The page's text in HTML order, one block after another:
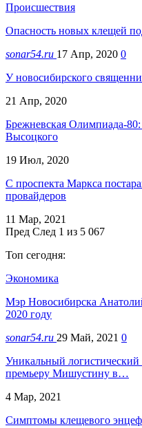
Происшествия
Опасность новых клещей
sonar54.ru 17 Апр, 2020 0
У новосибирского
21 Апр, 2020
Брежневская Олимпиада-
Высоцкого
19 Июл, 2020
С проспекта Маркса
провайдеров
11 Мар, 2021
Пред След 1 из 5 067
Топ сегодня:
Экономика
Мэр Новосибирска
2020 году
sonar54.ru 29 Май, 2021 0
Уникальный
премьеру Мишустину в…
4 Мар, 2021
Симптомы клещевого